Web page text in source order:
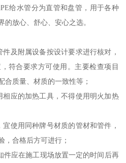
给水管分为直管和盘管，用于各种
放心、舒心、安心之选。
及附属设备按设计要求进行核对，
符合要求方可使用。主要检查项目
合质量、材质的一致性等；
相应的加热工具，不得使用明火加热
使用同种牌号材质的管材和管件，
，合格后方可进行；
件应在施工现场放置一定的时间后再